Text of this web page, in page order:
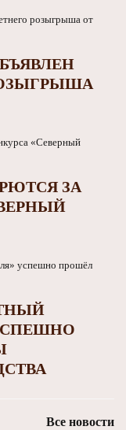
ЗА
Все новости